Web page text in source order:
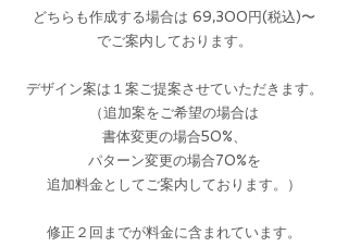
どちらも作成する場合は 69,300円(税込)〜
でご案内しております。
デザイン案は１案ご提案させていただきます。
（追加案をご希望の場合は
書体変更の場合50%、
パターン変更の場合70%を
追加料金としてご案内しております。）
修正２回までが料金に含まれています。